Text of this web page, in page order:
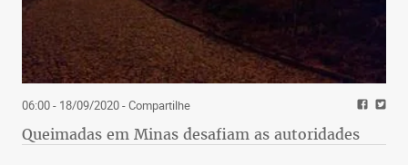
06:00 - 18/09/2020- Compartilhe
Queimadas em Minas desafiam as autoridades